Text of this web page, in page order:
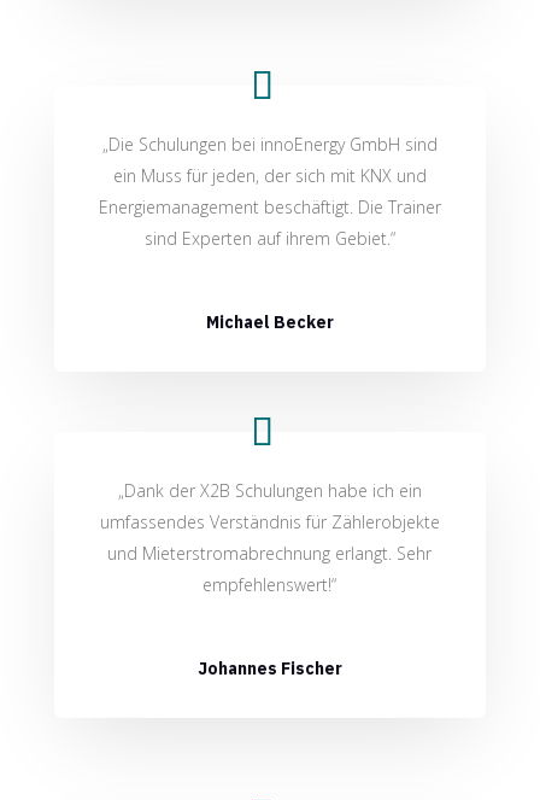
„Die Schulungen bei innoEnergy GmbH sind
ein Muss für jeden, der sich mit KNX und
Energiemanagement beschäftigt. Die Trainer
sind Experten auf ihrem Gebiet.“
Michael Becker
„Dank der X2B Schulungen habe ich ein
umfassendes Verständnis für Zählerobjekte
und Mieterstromabrechnung erlangt. Sehr
empfehlenswert!“
Johannes Fischer